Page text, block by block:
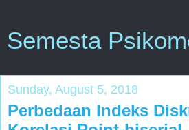
Semesta
Sunday, August 5, 2018
Perbedaan Indeks